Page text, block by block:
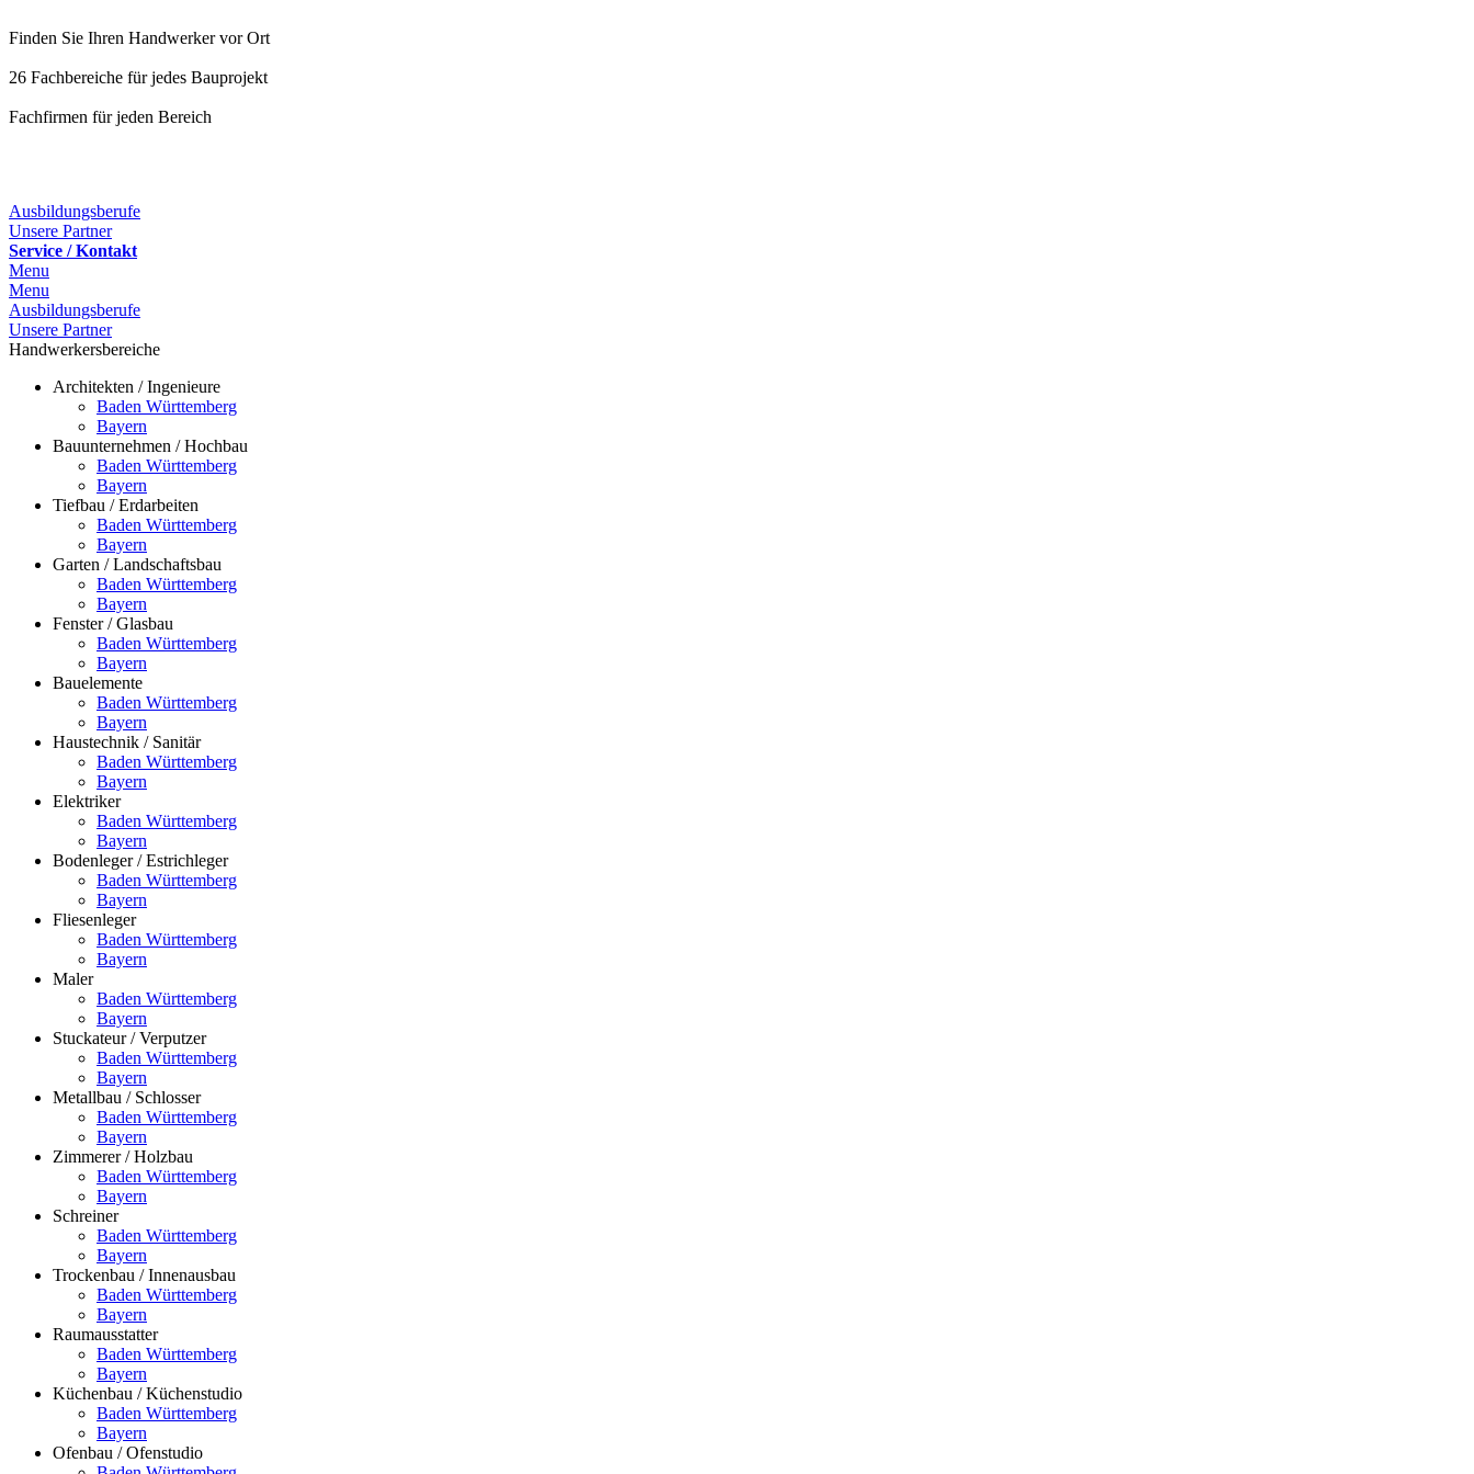
Finden Sie Ihren Handwerker vor Ort
26 Fachbereiche für jedes Bauprojekt
Fachfirmen für jeden Bereich
Ausbildungsberufe
Unsere Partner
Service / Kontakt
Menu
Menu
Ausbildungsberufe
Unsere Partner
Handwerkersbereiche
Architekten / Ingenieure
Baden Württemberg
Bayern
Bauunternehmen / Hochbau
Baden Württemberg
Bayern
Tiefbau / Erdarbeiten
Baden Württemberg
Bayern
Garten / Landschaftsbau
Baden Württemberg
Bayern
Fenster / Glasbau
Baden Württemberg
Bayern
Bauelemente
Baden Württemberg
Bayern
Haustechnik / Sanitär
Baden Württemberg
Bayern
Elektriker
Baden Württemberg
Bayern
Bodenleger / Estrichleger
Baden Württemberg
Bayern
Fliesenleger
Baden Württemberg
Bayern
Maler
Baden Württemberg
Bayern
Stuckateur / Verputzer
Baden Württemberg
Bayern
Metallbau / Schlosser
Baden Württemberg
Bayern
Zimmerer / Holzbau
Baden Württemberg
Bayern
Schreiner
Baden Württemberg
Bayern
Trockenbau / Innenausbau
Baden Württemberg
Bayern
Raumausstatter
Baden Württemberg
Bayern
Küchenbau / Küchenstudio
Baden Württemberg
Bayern
Ofenbau / Ofenstudio